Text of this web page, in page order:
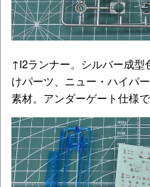
↑I2ランナー。シルバー成
けパーツ、ニュー・ハイパ
素材。アンダーゲート仕様で